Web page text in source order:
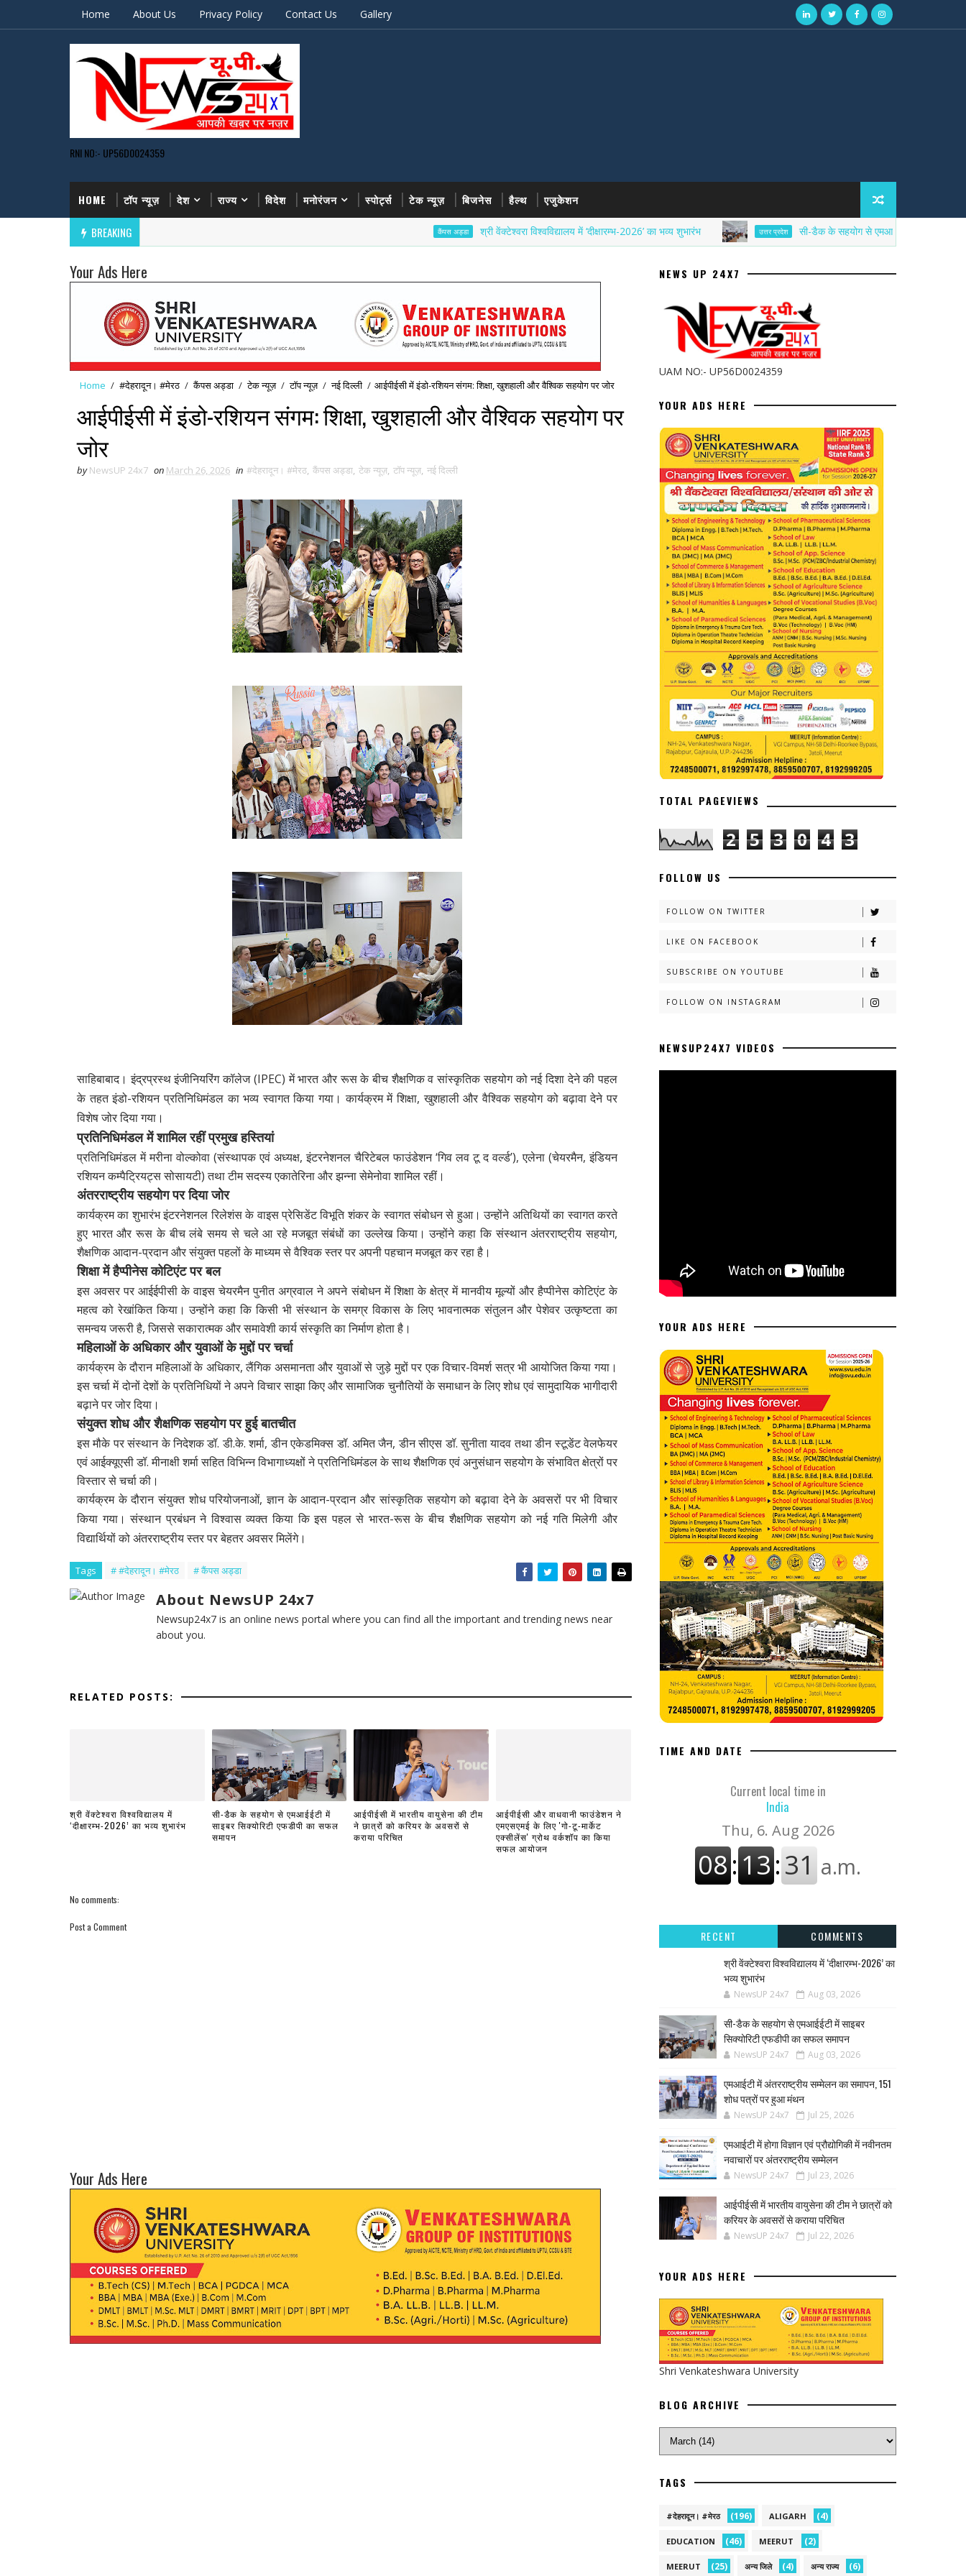
Home About Us Privacy Policy Contact Us Gallery
RNI NO:- UP56D0024359
HOME टॉप न्यूज़ देश राज्य विदेश मनोरंजन स्पोर्ट्स टेक न्यूज़ बिजनेस हैल्थ एजुकेशन
BREAKING श्री वेंक्टेश्वरा विश्वविद्यालय में ‘दीक्षारम्भ-2026’ का भव्य शुभारंभ उत्तर प्रदेश सी-डैक के सहयोग से एमआईईटी में साइबर सिक्योरिटी
Your Ads Here
Home / #देहरादून। #मेरठ / कैंपस अड्डा / टेक न्यूज़ / टॉप न्यूज़ / नई द‍िल्ली / आईपीईसी में इंडो-रशियन संगम: शिक्षा, खुशहाली और वैश्विक सहयोग पर जोर
आईपीईसी में इंडो-रशियन संगम: शिक्षा, खुशहाली और वैश्विक सहयोग पर
जोर
by NewsUP 24x7 on March 26, 2026 in #देहरादून। #मेरठ, कैंपस अड्डा, टेक न्यूज़, टॉप न्यूज़, नई द‍िल्ली
साहिबाबाद।इंद्रप्रस्थ इंजीनियरिंग कॉलेज (IPEC) में भारत औररूसके बीच शैक्षणिक व सांस्कृतिक सहयोग को नई दिशा देने की पहल
के तहत इंडो-रशियन प्रतिनिधिमंडल का भव्य स्वागत किया गया। कार्यक्रम में शिक्षा, खुशहाली और वैश्विक सहयोग को बढ़ावा देने पर
विशेष जोर दिया गया।
प्रतिनिधिमंडल में शामिल रहीं प्रमुख हस्तियां
प्रतिनिधिमंडल मेंमरीना वोल्कोवा (संस्थापक एवं अध्यक्ष, इंटरनेशनल चैरिटेबल फाउंडेशन ‘गिव लव टू द वर्ल्ड’),एलेना (चेयरमैन, इंडियन
रशियन कम्पैट्रियट्स सोसायटी) तथा टीम सदस्यएकातेरिनाऔरझन्ना सेमेनोवाशामिल रहीं।
अंतरराष्ट्रीय सहयोग पर दिया जोर
कार्यक्रम का शुभारंभ इंटरनेशनल रिलेशंस के वाइस प्रेसिडेंटविभूति शंकरके स्वागत संबोधन से हुआ। उन्होंने अतिथियों का स्वागत करते
हुए भारतऔर रूस के बीच लंबे समय से चले आ रहे मजबूत संबंधों का उल्लेख किया। उन्होंने कहा कि संस्थान अंतरराष्ट्रीय सहयोग,
शैक्षणिक आदान-प्रदान और संयुक्त पहलों के माध्यम से वैश्विक स्तर पर अपनी पहचान मजबूत कर रहा है।
शिक्षा में हैप्पीनेस कोटिएंट पर बल
इस अवसर पर आईईपीसी के वाइस चेयरमैनपुनीत अग्रवालने अपने संबोधन में शिक्षा के क्षेत्र में मानवीय मूल्यों और हैप्पीनेस कोटिएंट के
महत्व को रेखांकित किया। उन्होंने कहा कि किसी भी संस्थान के समग्र विकास के लिए भावनात्मक संतुलन और पेशेवर उत्कृष्टता का
समन्वय जरूरी है, जिससे सकारात्मक और समावेशी कार्य संस्कृति का निर्माण होता है।
महिलाओं के अधिकार और युवाओं के मुद्दों पर चर्चा
कार्यक्रम के दौरान महिलाओं के अधिकार, लैंगिक असमानता और युवाओं से जुड़े मुद्दों पर एक विचार-विमर्श सत्र भी आयोजित किया गया।
इस चर्चा में दोनों देशों के प्रतिनिधियों ने अपने विचार साझा किए और सामाजिक चुनौतियों के समाधान के लिए शोध एवं सामुदायिक भागीदारी
बढ़ाने पर जोर दिया।
संयुक्त शोध और शैक्षणिक सहयोग पर हुई बातचीत
इस मौके पर संस्थान के निदेशकडॉ. डी.के. शर्मा, डीन एकेडमिक्सडॉ. अमित जैन, डीन सीएसडॉ. सुनीता यादवतथा डीन स्टूडेंट वेलफेयर
एवं आईक्यूएसीडॉ. मीनाक्षी शर्मासहित विभिन्न विभागाध्यक्षों ने प्रतिनिधिमंडल के साथ शैक्षणिक एवं अनुसंधान सहयोग के संभावित क्षेत्रों पर
विस्तार से चर्चा की।
कार्यक्रम के दौरान संयुक्त शोध परियोजनाओं, ज्ञान के आदान-प्रदान और सांस्कृतिक सहयोग को बढ़ावा देने के अवसरों पर भी विचार
किया गया। संस्थान प्रबंधन ने विश्वास व्यक्त किया कि इस पहल से भारत-रूस के बीच शैक्षणिक सहयोग को नई गति मिलेगी और
विद्यार्थियों को अंतरराष्ट्रीय स्तर पर बेहतर अवसर मिलेंगे।
Tags # #देहरादून। #मेरठ # कैंपस अड्डा
About NewsUP 24x7
Newsup24x7 is an online news portal where you can find all the important and trending news near
about you.
RELATED POSTS:
श्री वेंक्टेश्वरा विश्वविद्यालय में
‘दीक्षारम्भ-2026’ का भव्य शुभारंभ
सी-डैक के सहयोग से एमआईईटी में
साइबर सिक्योरिटी एफडीपी का सफल
समापन
आईपीईसी में भारतीय वायुसेना की टीम
ने छात्रों को करियर के अवसरों से
कराया परिचित
आईपीईसी और वाधवानी फाउंडेशन ने
एमएसएमई के लिए 'गो-टू-मार्केट
एक्सीलेंस' ग्रोथ वर्कशॉप का किया
सफल आयोजन
No comments:
Post a Comment
Your Ads Here
NEWS UP 24X7
UAM NO:- UP56D0024359
YOUR ADS HERE
TOTAL PAGEVIEWS
2 5 3 0 4 3
FOLLOW US
FOLLOW ON TWITTER
LIKE ON FACEBOOK
SUBSCRIBE ON YOUTUBE
FOLLOW ON INSTAGRAM
NEWSUP24X7 VIDEOS
YOUR ADS HERE
TIME AND DATE
Current local time in
India
RECENT
COMMENTS
श्री वेंक्टेश्वरा विश्वविद्यालय में ‘दीक्षारम्भ-2026’ का
भव्य शुभारंभ
NewsUP 24x7 Aug 03, 2026
सी-डैक के सहयोग से एमआईईटी में साइबर
सिक्योरिटी एफडीपी का सफल समापन
NewsUP 24x7 Aug 03, 2026
एमआईटी में अंतरराष्ट्रीय सम्मेलन का समापन, 151
शोध पत्रों पर हुआ मंथन
NewsUP 24x7 Jul 25, 2026
एमआईटी में होगा विज्ञान एवं प्रौद्योगिकी में नवीनतम
नवाचारों पर अंतरराष्ट्रीय सम्मेलन
NewsUP 24x7 Jul 23, 2026
आईपीईसी में भारतीय वायुसेना की टीम ने छात्रों को
करियर के अवसरों से कराया परिचित
NewsUP 24x7 Jul 22, 2026
YOUR ADS HERE
Shri Venkateshwara University
BLOG ARCHIVE
TAGS
#देहरादून। #मेरठ (196) ALIGARH (4)
EDUCATION (46) MEERUT (2)
MEERUT (25) अन्य जिले (4) अन्य राज्य (6)